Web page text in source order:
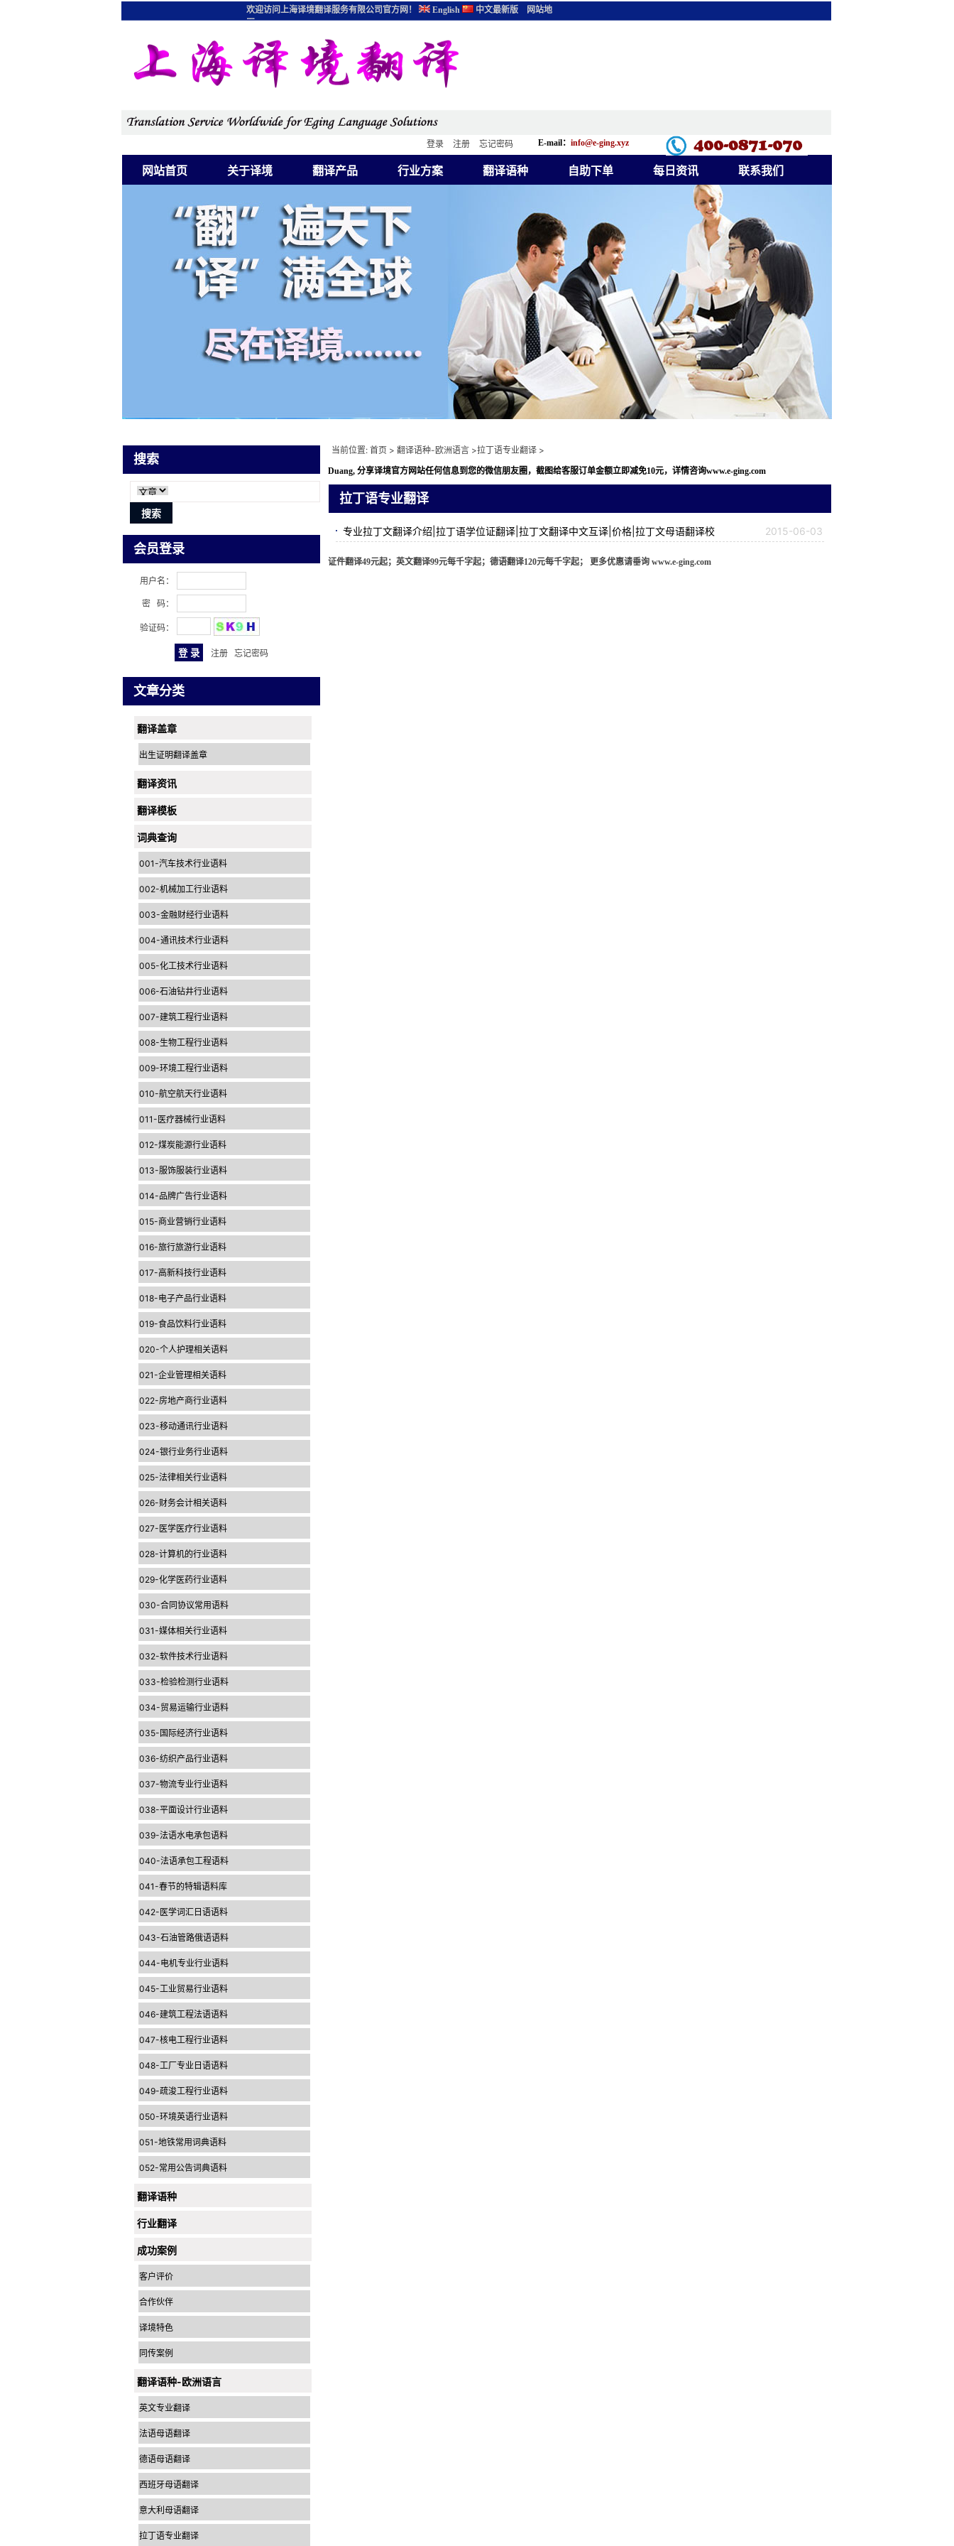
网站首页 关于译境 翻译产品 行业方案 翻译语种 自助下单 每日资讯 联系我们
登录 注册 忘记密码 E-mail： info@e-ging.xyz
欢迎访问上海译境翻译服务有限公司官方网！ English 中文最新版
网站地
图
搜索
会员登录
用户名：
密 码：
验证码：
注册 忘记密码
文章分类
翻译盖章
出生证明翻译盖章
翻译资讯
翻译模板
词典查询
001-汽车技术行业语料
002-机械加工行业语料
003-金融财经行业语料
004-通讯技术行业语料
005-化工技术行业语料
006-石油钻井行业语料
007-建筑工程行业语料
008-生物工程行业语料
009-环境工程行业语料
010-航空航天行业语料
011-医疗器械行业语料
012-煤炭能源行业语料
013-服饰服装行业语料
014-品牌广告行业语料
015-商业营销行业语料
016-旅行旅游行业语料
017-高新科技行业语料
018-电子产品行业语料
019-食品饮料行业语料
020-个人护理相关语料
021-企业管理相关语料
022-房地产商行业语料
023-移动通讯行业语料
024-银行业务行业语料
025-法律相关行业语料
026-财务会计相关语料
027-医学医疗行业语料
028-计算机的行业语料
029-化学医药行业语料
030-合同协议常用语料
031-媒体相关行业语料
032-软件技术行业语料
033-检验检测行业语料
034-贸易运输行业语料
035-国际经济行业语料
036-纺织产品行业语料
037-物流专业行业语料
038-平面设计行业语料
039-法语水电承包语料
040-法语承包工程语料
041-春节的特辑语料库
042-医学词汇日语语料
043-石油管路俄语语料
044-电机专业行业语料
045-工业贸易行业语料
046-建筑工程法语语料
047-核电工程行业语料
048-工厂专业日语语料
049-疏浚工程行业语料
050-环境英语行业语料
051-地铁常用词典语料
052-常用公告词典语料
翻译语种
行业翻译
成功案例
客户评价
合作伙伴
译境特色
同传案例
翻译语种-欧洲语言
英文专业翻译
法语母语翻译
德语母语翻译
西班牙母语翻译
意大利母语翻译
拉丁语专业翻译
当前位置: 首页 > 翻译语种-欧洲语言 >拉丁语专业翻译 >
Duang, 分享译境官方网站任何信息到您的微信朋友圈，截图给客服订单金额立即减免10元，详情咨询www.e-ging.com
拉丁语专业翻译
2015-06-03
专业拉丁文翻译介绍|拉丁语学位证翻译|拉丁文翻译中文互译|价格|拉丁文母语翻译校
证件翻译49元起；英文翻译99元每千字起；德语翻译120元每千字起； 更多优惠请垂询 www.e-ging.com